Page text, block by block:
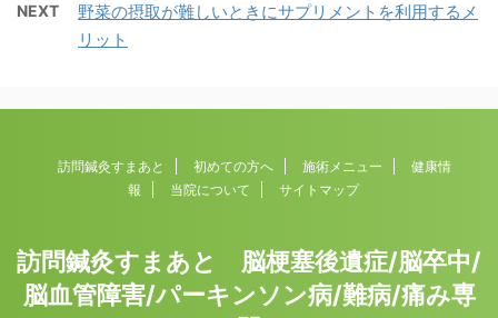
NEXT
野菜の摂取が難しいときにサプリメントを利用するメ
リット
訪問鍼灸すまあと 初めての方へ 施術メニュー
健康情
報
当院について サイトマップ
訪問鍼灸すまあと 脳梗塞後遺症/脳卒中/
脳血管障害/パーキンソン病/難病/痛み専